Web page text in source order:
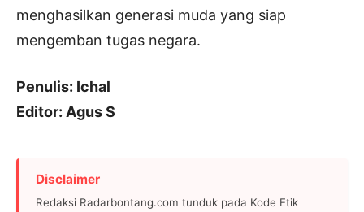
menghasilkan generasi muda yang siap
mengemban tugas negara.
Penulis: Ichal
Editor: Agus S
Disclaimer
Redaksi Radarbontang.com tunduk pada Kode Etik